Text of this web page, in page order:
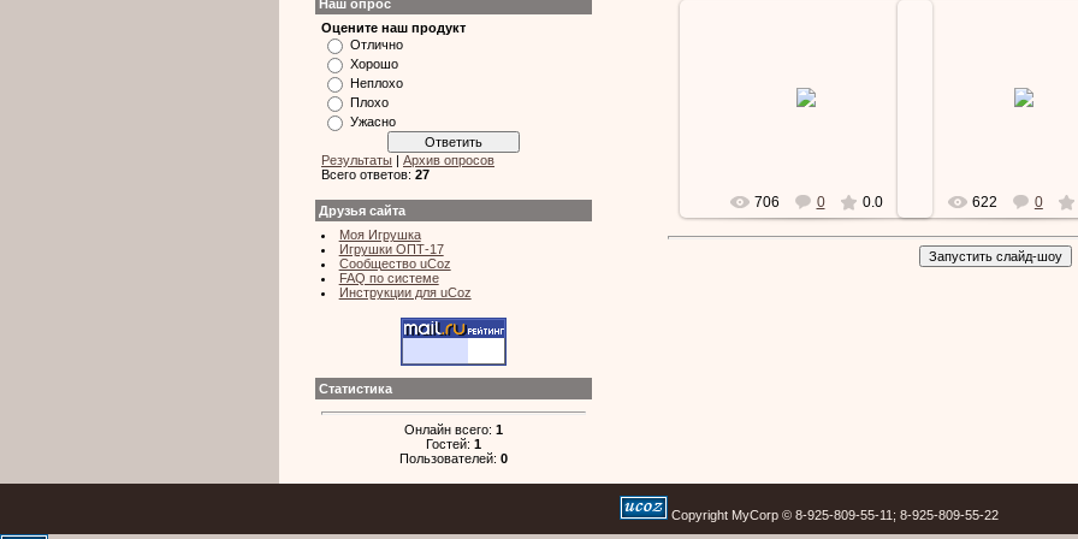
Наш опрос
Оцените наш продукт
Отлично
Хорошо
Неплохо
Плохо
Ужасно
Результаты | Архив опросов
Всего ответов: 27
Друзья сайта
Моя Игрушка
Игрушки ОПТ-17
Сообщество uCoz
FAQ по системе
Инструкции для uCoz
Статистика
Онлайн всего: 1
Гостей: 1
Пользователей: 0
706 0 0.0 622 0
Copyright MyCorp © 8-925-809-55-11; 8-925-809-55-22